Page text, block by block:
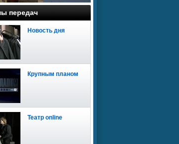
передач
Новость дня
Крупным планом
Театр online